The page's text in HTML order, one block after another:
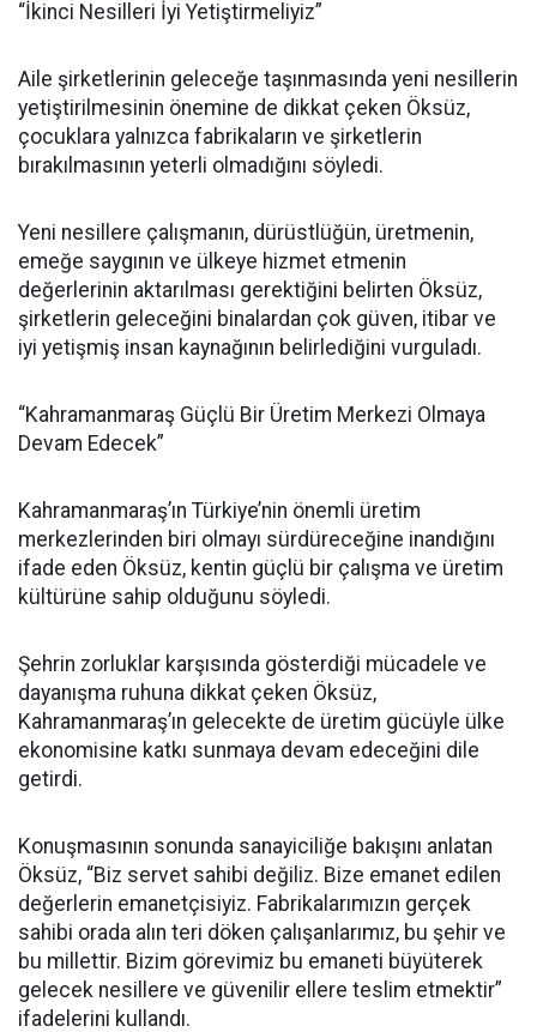
“İkinci Nesilleri İyi Yetiştirmeliyiz”
Aile şirketlerinin geleceğe taşınmasında yeni nesillerin
yetiştirilmesinin önemine de dikkat çeken Öksüz,
çocuklara yalnızca fabrikaların ve şirketlerin
bırakılmasının yeterli olmadığını söyledi.
Yeni nesillere çalışmanın, dürüstlüğün, üretmenin,
emeğe saygının ve ülkeye hizmet etmenin
değerlerinin aktarılması gerektiğini belirten Öksüz,
şirketlerin geleceğini binalardan çok güven, itibar ve
iyi yetişmiş insan kaynağının belirlediğini vurguladı.
“Kahramanmaraş Güçlü Bir Üretim Merkezi Olmaya
Devam Edecek”
Kahramanmaraş’ın Türkiye’nin önemli üretim
merkezlerinden biri olmayı sürdüreceğine inandığını
ifade eden Öksüz, kentin güçlü bir çalışma ve üretim
kültürüne sahip olduğunu söyledi.
Şehrin zorluklar karşısında gösterdiği mücadele ve
dayanışma ruhuna dikkat çeken Öksüz,
Kahramanmaraş’ın gelecekte de üretim gücüyle ülke
ekonomisine katkı sunmaya devam edeceğini dile
getirdi.
Konuşmasının sonunda sanayiciliğe bakışını anlatan
Öksüz, “Biz servet sahibi değiliz. Bize emanet edilen
değerlerin emanetçisiyiz. Fabrikalarımızın gerçek
sahibi orada alın teri döken çalışanlarımız, bu şehir ve
bu millettir. Bizim görevimiz bu emaneti büyüterek
gelecek nesillere ve güvenilir ellere teslim etmektir”
ifadelerini kullandı.